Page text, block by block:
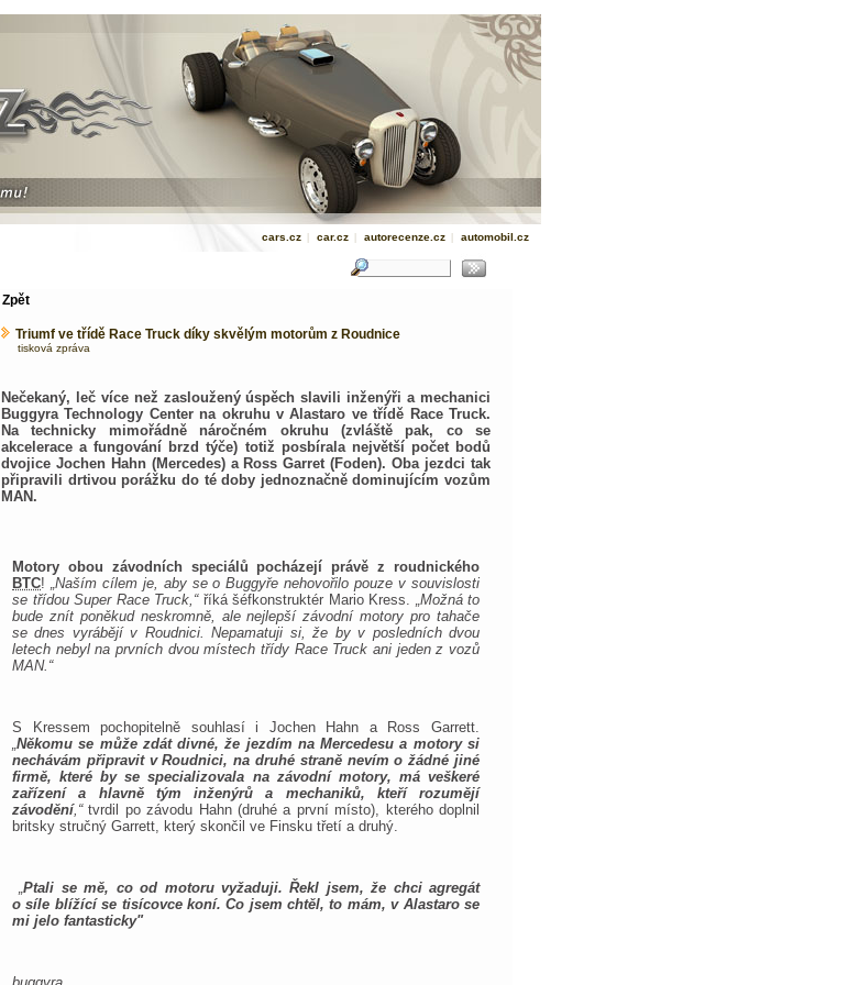
cars.cz | car.cz | autorecenze.cz | automobil.cz
Zpět
Triumf ve třídě Race Truck díky skvělým motorům z Roudnice
tisková zpráva
Nečekaný, leč více než zasloužený úspěch slavili inženýři a mechanici
Buggyra Technology Center na okruhu v Alastaro ve třídě Race Truck.
Na technicky mimořádně náročném okruhu (zvláště pak, co se
akcelerace a fungování brzd týče) totiž posbírala největší počet bodů
dvojice Jochen Hahn (Mercedes) a Ross Garret (Foden). Oba jezdci tak
připravili drtivou porážku do té doby jednoznačně dominujícím vozům
MAN.
Motory obou závodních speciálů pocházejí právě z roudnického
BTC!
„Naším cílem je, aby se o Buggyře nehovořilo pouze v souvislosti
se třídou Super Race Truck,“říká šéfkonstruktér Mario Kress.
„Možná to
bude znít poněkud neskromně, ale nejlepší závodní motory pro tahače
se dnes vyrábějí v Roudnici. Nepamatuji si, že by v posledních dvou
letech nebyl na prvních dvou místech třídy Race Truck ani jeden z vozů
MAN.“
S Kressem pochopitelně souhlasí i Jochen Hahn a Ross Garrett.
Někomu se může zdát divné, že jezdím na Mercedesu a motory si
nechávám připravit v Roudnici, na druhé straně nevím o žádné jiné
firmě, které by se specializovala na závodní motory, má veškeré
zařízení a hlavně tým inženýrů a mechaniků, kteří rozumějí
závodění,“tvrdil po závodu Hahn (druhé a první místo), kterého doplnil
britsky stručný Garrett, který skončil ve Finsku třetí a druhý.
„Ptali se mě, co od motoru vyžaduji. Řekl jsem, že chci agregát
o síle blížící se tisícovce koní. Co jsem chtěl, to mám, v Alastaro se
mi jelo fantasticky"